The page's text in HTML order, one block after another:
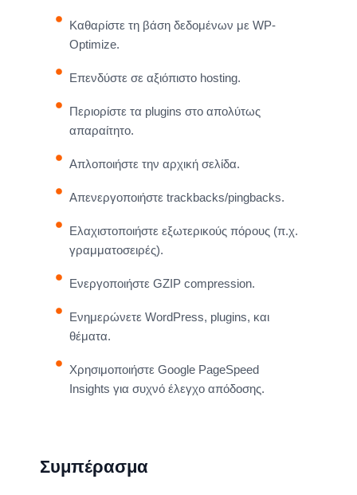
Καθαρίστε τη βάση δεδομένων με WP-
Optimize.
Επενδύστε σε αξιόπιστο hosting.
Περιορίστε τα plugins στο απολύτως
απαραίτητο.
Απλοποιήστε την αρχική σελίδα.
Απενεργοποιήστε trackbacks/pingbacks.
Ελαχιστοποιήστε εξωτερικούς πόρους (π.χ.
γραμματοσειρές).
Ενεργοποιήστε GZIP compression.
Ενημερώνετε WordPress, plugins, και
θέματα.
Χρησιμοποιήστε Google PageSpeed
Insights για συχνό έλεγχο απόδοσης.
Συμπέρασμα